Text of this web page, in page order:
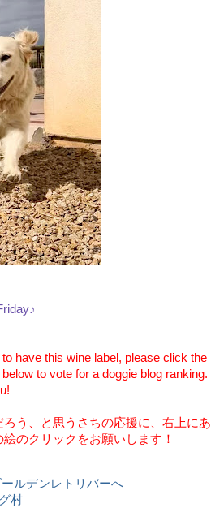
have this wine label, please click the
to vote for a doggie blog ranking.
う、と思うさちの応援に、右上にあ
のクリックをお願いします！
村